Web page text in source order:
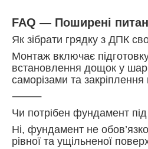
FAQ — Поширені
Як зібрати грядку з ДПК
Монтаж включає
встановлення дощок у
саморізами та закріплення
⸻
Чи потрібен фундамент
Ні, фундамент не
рівної та ущільненої